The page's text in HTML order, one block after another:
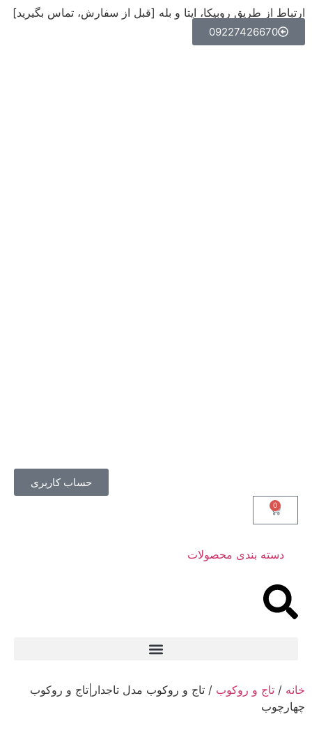
ارتباط از طریق روبیکا، ایتا و بله [قبل از سفارش، تماس بگیرید]
09227426670
حساب کاربری
0
دسته بندی محصولات
خانه / تاج و روکوب / تاج و روکوب مدل تاجدار|تاج و روکوب
چهارچوب